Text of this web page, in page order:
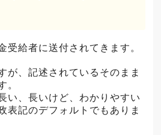
受給者に送付されてきます。
が、記述されているそのまま
。
い、長いけど、わかりやすい
表記のデフォルトでもありま